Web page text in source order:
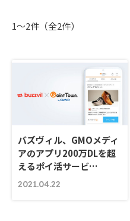
1〜2件（全2件）
バズヴィル、GMOメディ
アのアプリ200万DLを超
えるポイ活サービ…
2021.04.22